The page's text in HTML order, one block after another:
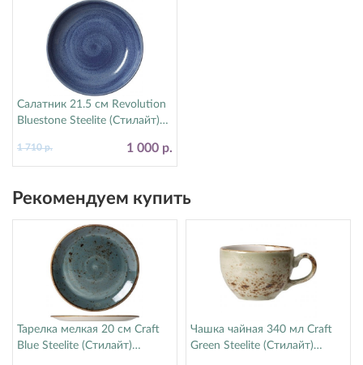
Салатник 21.5 см Revolution
Bluestone Steelite (Стилайт)
1 000 р.
1 710 р.
Рекомендуем купить
Тарелка мелкая 20 см Craft
Blue Steelite (Стилайт)
Чашка чайная 340 мл Craft
Green Steelite (Стилайт)